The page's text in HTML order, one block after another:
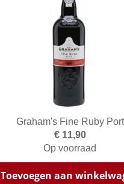
Graham's Fine Ruby Port
€ 11,90
Op voorraad
Toevoegen aan